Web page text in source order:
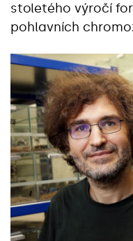
stoletého výročí
pohlavních